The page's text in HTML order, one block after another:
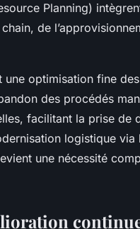
Planning)
de
optimisation fine
des procédés
facilitant la prise de
logistique
une nécessité